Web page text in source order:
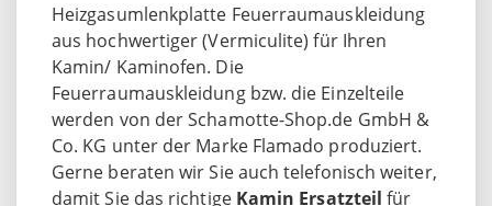
Heizgasumlenkplatte Feuerraumauskleidung
aus hochwertiger (Vermiculite) für Ihren
Kamin/ Kaminofen. Die
Feuerraumauskleidung bzw. die Einzelteile
werden von der Schamotte-Shop.de GmbH &
Co. KG unter der Marke Flamado produziert.
Gerne beraten wir Sie auch telefonisch weiter,
damit Sie das richtige Kamin Ersatzteil für